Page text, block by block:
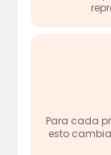
Para cada
esto